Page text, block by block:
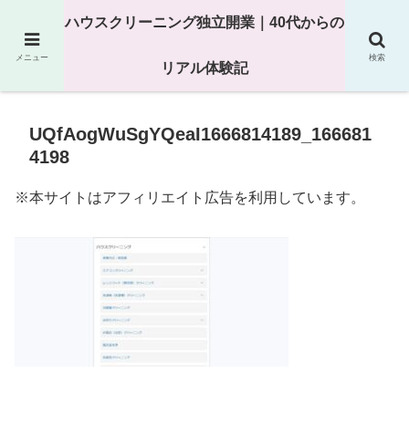
25年以上の現場経験をもとにハウスクリーニング独立の現実
UQfAogWuSgYQeaI1666814189_166681
4198
※本サイトはアフィリエイト広告を利用しています。
メニュー
ハウスクリーニング独立開業｜40代からの
リアル体験記
検索